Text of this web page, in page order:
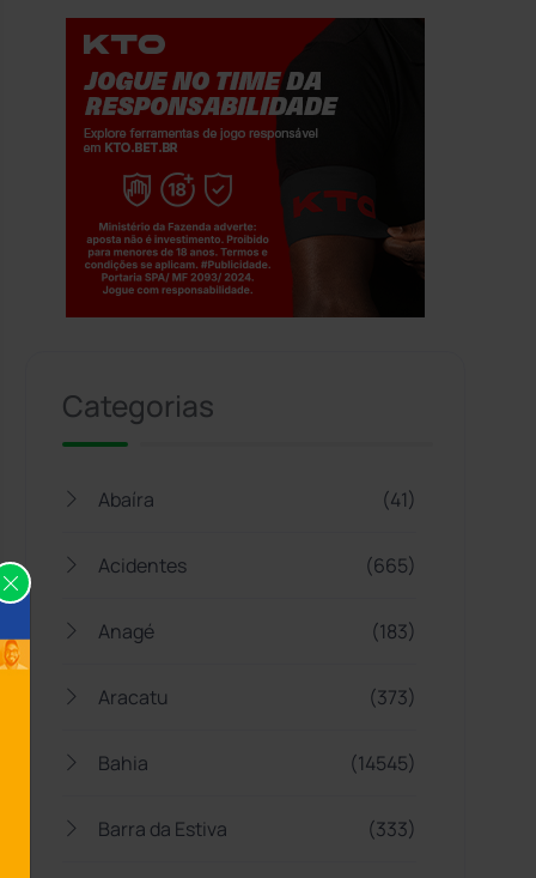
Categorias
Abaíra (41)
Acidentes (665)
Anagé (183)
Aracatu (373)
Bahia (14545)
Barra da Estiva (333)